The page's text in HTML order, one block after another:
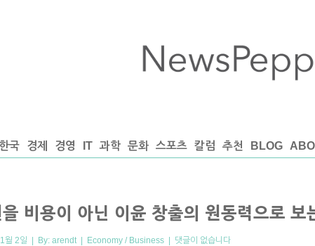
한국 경제 경영 IT 과학 문화 스포츠 칼럼 추천 BLOG
비용이 아닌 이윤 창출의 원동력으로 보
월 2일 | By: arendt| Economy / Business | 댓글이 없습니다